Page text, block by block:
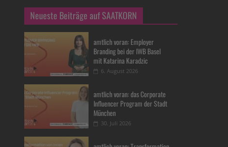
Neueste Beiträge auf SAATKORN
amtlich voran: Employer
Branding bei der IWB Basel
mit Katarina Karadzic
6. August 2026
amtlich voran: das Corporate
Influencer Program der Stadt
München
30. Juli 2026